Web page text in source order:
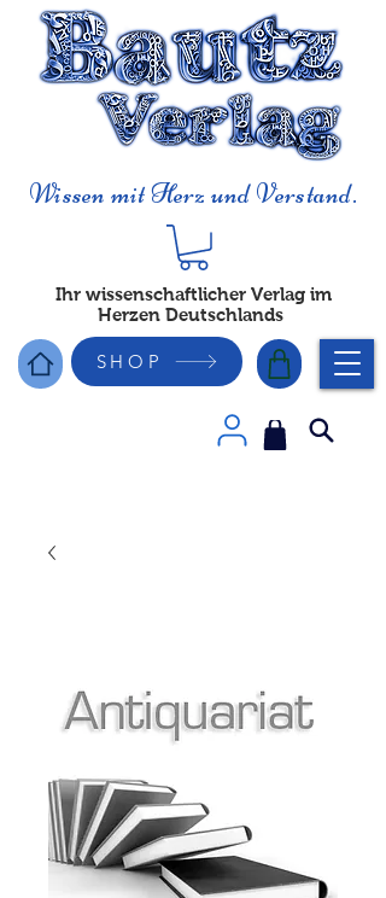
Wissen mit Herz und Verstand.
Ihr wissenschaftlicher Verlag im
Herzen Deutschlands
SHOP